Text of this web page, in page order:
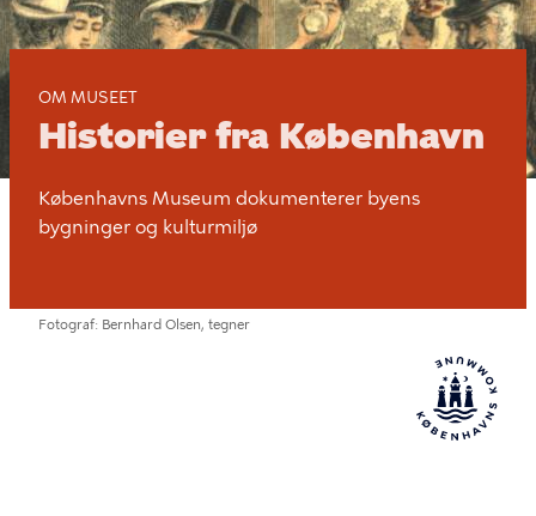
OM MUSEET
Historier fra København
Københavns Museum dokumenterer byens
bygninger og kulturmiljø
Fotograf Bernhard Olsen, tegner